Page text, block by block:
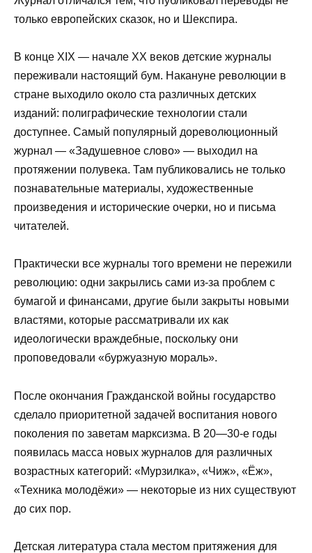
только европейских сказок, но и Шекспира.
В конце XIX — начале XX веков детские журналы
переживали настоящий бум. Накануне революции в
стране выходило около ста различных детских
изданий: полиграфические технологии стали
доступнее. Самый популярный дореволюционный
журнал — «Задушевное слово» — выходил на
протяжении полувека. Там публиковались не только
познавательные материалы, художественные
произведения и исторические очерки, но и письма
читателей.
Практически все журналы того времени не пережили
революцию: одни закрылись сами из-за проблем с
бумагой и финансами, другие были закрыты новыми
властями, которые рассматривали их как
идеологически враждебные, поскольку они
проповедовали «буржуазную мораль».
После окончания Гражданской войны государство
сделало приоритетной задачей воспитания нового
поколения по заветам марксизма. В 20—30-е годы
появилась масса новых журналов для различных
возрастных категорий: «Мурзилка», «Чиж», «Ёж»,
«Техника молодёжи» — некоторые из них существуют
до сих пор.
Детская литература стала местом притяжения для